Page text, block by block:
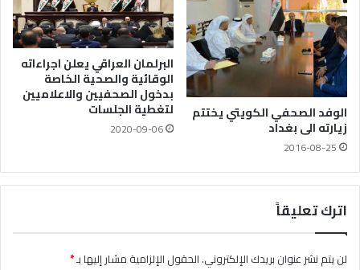
الوفد الصحفي الكويتي يختتم
زيارته الى بغداد
2016-08-25
البرلمان العراقي يعلن اجراءاته
الوقائية والصحية الخاصة
بدخول الصحفيين والاعلاميين
لتغطية الجلسات
2020-09-06
اترك تعليقاً
لن يتم نشر عنوان بريدك الإلكتروني.الحقول الإلزامية مشار إليها بـ*